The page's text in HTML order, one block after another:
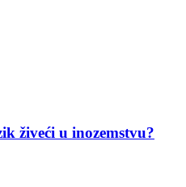
živeći u inozemstvu?